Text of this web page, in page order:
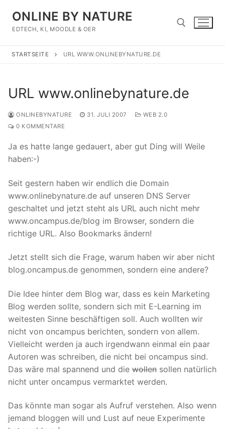
Inhalt
springen
ONLINE BY NATURE
EDTECH, KI, MOODLE & OER
STARTSEITE URL WWW.ONLINEBYNATURE.DE
URL www.onlinebynature.de
ONLINEBYNATURE 31. JULI 2007
WEB 2.0
0 KOMMENTARE
Ja es hatte lange gedauert, aber gut Ding will Weile
haben:-)
Seit gestern haben wir endlich die Domain
www.onlinebynature.de auf unseren DNS Server
geschaltet und jetzt steht als URL auch nicht mehr
www.oncampus.de/blog im Browser, sondern die
richtige URL. Also Bookmarks ändern!
Jetzt stellt sich die Frage, warum haben wir aber nicht
blog.oncampus.de genommen, sondern eine andere?
Die Idee hinter dem Blog war, dass es kein Marketing
Blog werden sollte, sondern sich mit E-Learning im
weitesten Sinne beschäftigen soll. Auch wollten wir
nicht von oncampus berichten, sondern von allem.
Vielleicht werden ja auch irgendwann einmal ein paar
Autoren was schreiben, die nicht bei oncampus sind.
Das wäre mal spannend und die wollen sollen natürlich
nicht unter oncampus vermarktet werden.
Das könnte man sogar als Aufruf verstehen. Also wenn
jemand bloggen will und Lust auf neue Experimente